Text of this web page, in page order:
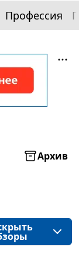
Профессия
Архив